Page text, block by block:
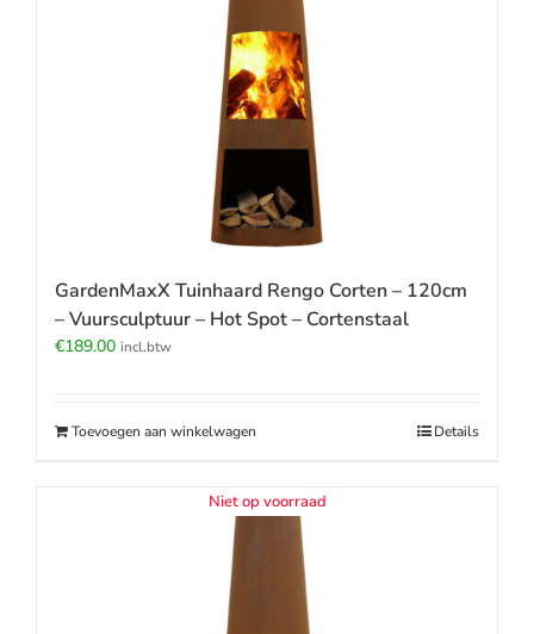
GardenMaxX Tuinhaard Rengo Corten – 120cm
– Vuursculptuur – Hot Spot – Cortenstaal
€189.00 incl.btw
Toevoegen aan winkelwagen Details
Niet op voorraad